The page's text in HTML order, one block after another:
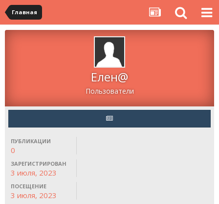
Главная
Елен@
Пользователи
ПУБЛИКАЦИИ
0
ЗАРЕГИСТРИРОВАН
3 июля, 2023
ПОСЕЩЕНИЕ
3 июля, 2023